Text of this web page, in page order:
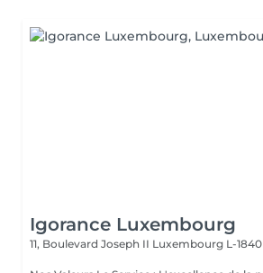
Igorance Luxembourg
11, Boulevard Joseph II Luxembourg L-1840